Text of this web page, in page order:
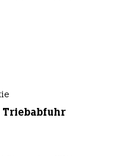
Triebabfuhr